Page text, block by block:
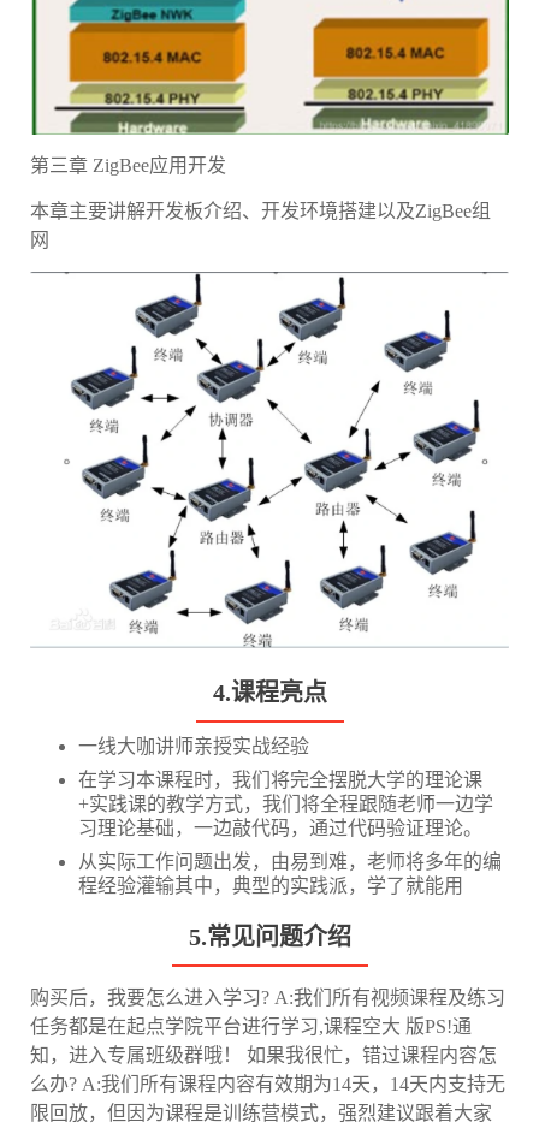
第三章 ZigBee应用开发
本章主要讲解开发板介绍、开发环境搭建以及ZigBee组
网
4.课程亮点
一线大咖讲师亲授实战经验
在学习本课程时，我们将完全摆脱大学的理论课
+实践课的教学方式，我们将全程跟随老师一边学
习理论基础，一边敲代码，通过代码验证理论。
从实际工作问题出发，由易到难，老师将多年的编
程经验灌输其中，典型的实践派，学了就能用
5.常见问题介绍
购买后，我要怎么进入学习? A:我们所有视频课程及练习
任务都是在起点学院平台进行学习,课程空大 版PS!通
知，进入专属班级群哦！ 如果我很忙，错过课程内容怎
么办? A:我们所有课程内容有效期为14天，14天内支持无
限回放，但因为课程是训练营模式，强烈建议跟着大家